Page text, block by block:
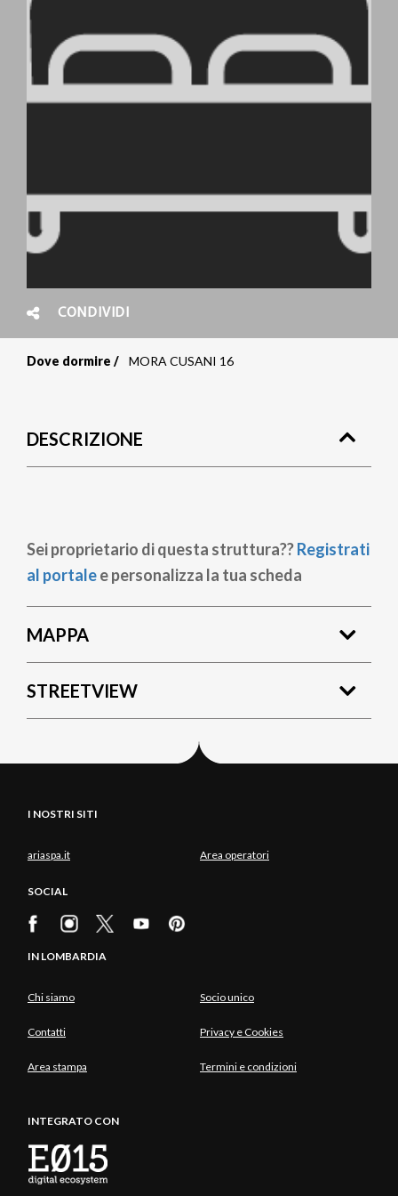
CONDIVIDI
pane
Dove dormire MORA CUSANI 16
DESCRIZIONE
Sei proprietario di questa struttura??Registrati
al portalee personalizza la tua scheda
MAPPA
STREETVIEW
I NOSTRI SITI
ariaspa.it Area operatori
SOCIAL
IN LOMBARDIA
Chi siamo Socio unico
Contatti Privacy e Cookies
Area stampa Termini e condizioni
INTEGRATO CON